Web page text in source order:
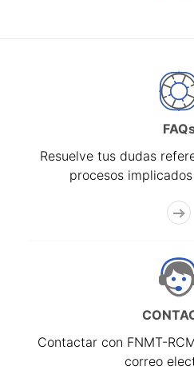
Resuelve tus dudas
procesos
Contactar con FNMT-
correo